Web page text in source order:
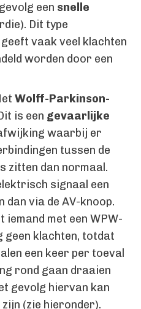
een snelle
Dit type
vaak veel klachten
worden door een
Wolff-Parkinson-
is een gevaarlijke
waarbij er
tussen de
zitten dan normaal.
signaal een
dan via de AV-knoop.
met een WPW-
geen klachten, totdat
een keer per toeval
rond gaan draaien
gevolg hiervan kan
(zie hieronder).